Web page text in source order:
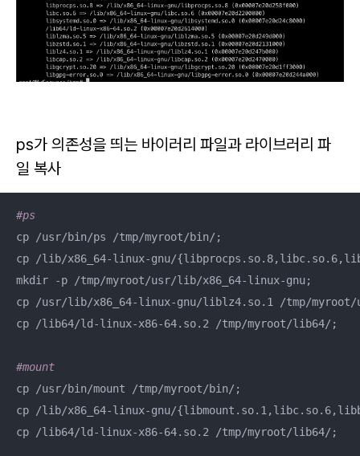
ps가 의존성을 띄는 바이러리 파일과 라이브러리 파
일 복사
#ps
cp /usr/bin/ps /tmp/myroot/bin/;
cp /lib/x86_64-linux-gnu/
mkdir -p /tmp/myroot/usr/lib/x86_64-linux-gnu;
cp /usr/lib/x86_64-linux-gnu/liblz4.so.1 /tmp/
cp /lib64/ld-linux-x86-64.so.2 /tmp/myroot/lib64/;
#mount
cp /usr/bin/mount /tmp/myroot/bin/;
cp /lib/x86_64-linux-gnu/
cp /lib64/ld-linux-x86-64.so.2 /tmp/myroot/lib64/;